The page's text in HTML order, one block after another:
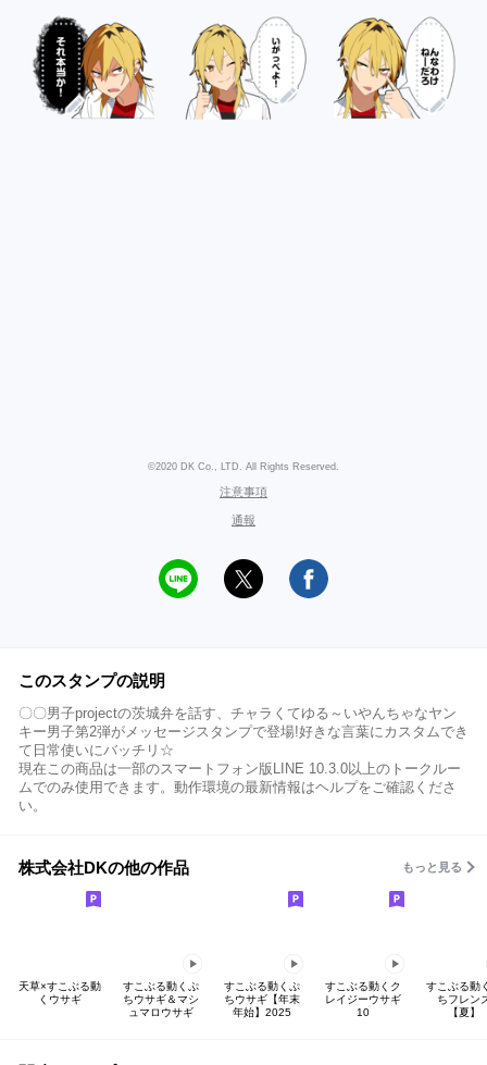
©2020 DK Co., LTD. All Rights Reserved.
注意事項
通報
このスタンプの説明
〇〇男子projectの茨城弁を話す、チャラくてゆる～いやんちゃなヤン
キー男子第2弾がメッセージスタンプで登場!好きな言葉にカスタムでき
て日常使いにバッチリ☆
現在この商品は一部のスマートフォン版LINE 10.3.0以上のトークルー
ムでのみ使用できます。動作環境の最新情報はヘルプをご確認くださ
い。
株式会社DKの他の作品 もっと見る
天草×すこぶる動
くウサギ
すこぶる動くぷ
ちウサギ＆マシ
ュマロウサギ
すこぶる動くぷ
ちウサギ【年末
年始】2025
すこぶる動くク
レイジーウサギ
10
すこぶる動
ちフレン
【夏】